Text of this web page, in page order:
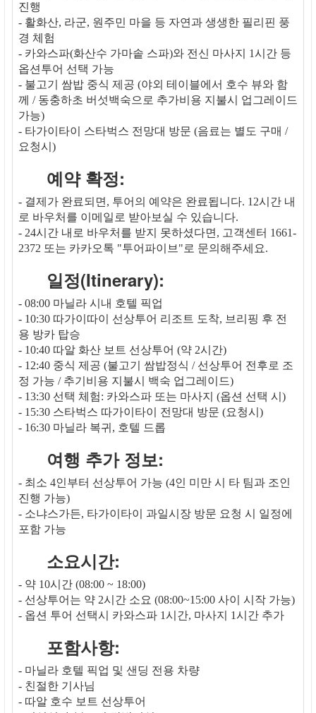
진행
- 활화산, 라군, 원주민 마을 등 자연과 생생한 필리핀 풍
경 체험
- 카와스파(화산수 가마솥 스파)와 전신 마사지 1시간 등
옵션투어 선택 가능
- 불고기 쌈밥 중식 제공 (야외 테이블에서 호수 뷰와 함
께 / 동충하초 버섯백숙으로 추가비용 지불시 업그레이드
가능)
- 타가이타이 스타벅스 전망대 방문 (음료는 별도 구매 /
요청시)
예약 확정:
- 결제가 완료되면, 투어의 예약은 완료됩니다. 12시간 내
로 바우처를 이메일로 받아보실 수 있습니다.
- 24시간 내로 바우처를 받지 못하셨다면, 고객센터 1661-
2372 또는 카카오톡 "투어파이브"로 문의해주세요.
일정(Itinerary):
- 08:00 마닐라 시내 호텔 픽업
- 10:30 따가이따이 선상투어 리조트 도착, 브리핑 후 전
용 방카 탑승
- 10:40 따알 화산 보트 선상투어 (약 2시간)
- 12:40 중식 제공 (불고기 쌈밥정식 / 선상투어 전후로 조
정 가능 / 추기비용 지불시 백숙 업그레이드)
- 13:30 선택 체험: 카와스파 또는 마사지 (옵션 선택 시)
- 15:30 스타벅스 따가이타이 전망대 방문 (요청시)
- 16:30 마닐라 복귀, 호텔 드롭
여행 추가 정보:
- 최소 4인부터 선상투어 가능 (4인 미만 시 타 팀과 조인
진행 가능)
- 소냐스가든, 타가이타이 과일시장 방문 요청 시 일정에
포함 가능
소요시간:
- 약 10시간 (08:00 ~ 18:00)
- 선상투어는 약 2시간 소요 (08:00~15:00 사이 시작 가능)
- 옵션 투어 선택시 카와스파 1시간, 마사지 1시간 추가
포함사항:
- 마닐라 호텔 픽업 및 샌딩 전용 차량
- 친절한 기사님
- 따알 호수 보트 선상투어